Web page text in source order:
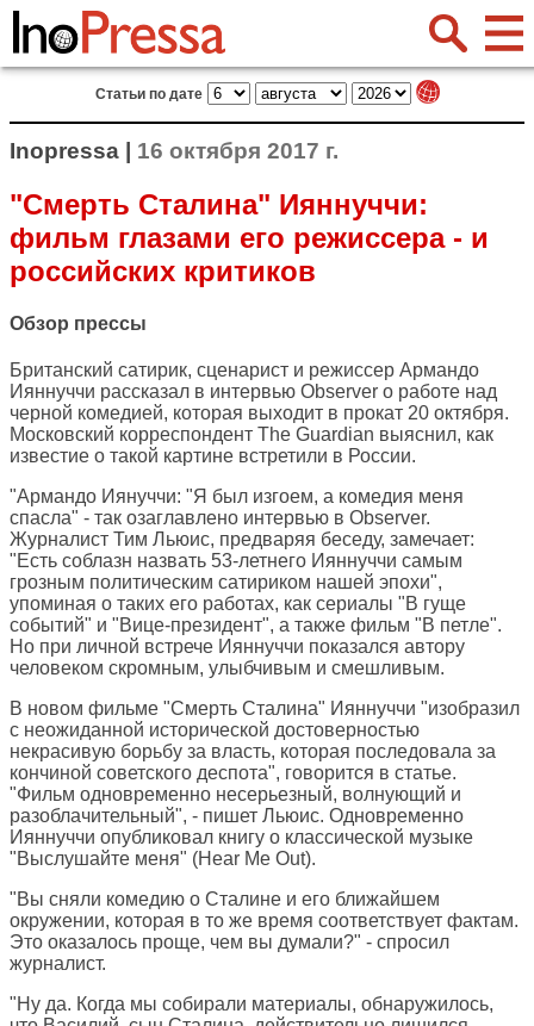
Статьи по дате
Inopressa | 16 октября 2017 г.
"Смерть Сталина" Ияннуччи:
фильм глазами его режиссера - и
российских критиков
Обзор прессы
Британский сатирик, сценарист и режиссер Армандо
Ияннуччи рассказал в интервью Observer о работе над
черной комедией, которая выходит в прокат 20 октября.
Московский корреспондент The Guardian выяснил, как
известие о такой картине встретили в России.
"Армандо Иянуччи: "Я был изгоем, а комедия меня
спасла" - так озаглавлено интервью в Observer.
Журналист Тим Льюис, предваряя беседу, замечает:
"Есть соблазн назвать 53-летнего Ияннуччи самым
грозным политическим сатириком нашей эпохи",
упоминая о таких его работах, как сериалы "В гуще
событий" и "Вице-президент", а также фильм "В петле".
Но при личной встрече Ияннуччи показался автору
человеком скромным, улыбчивым и смешливым.
В новом фильме "Смерть Сталина" Ияннуччи "изобразил
с неожиданной исторической достоверностью
некрасивую борьбу за власть, которая последовала за
кончиной советского деспота", говорится в статье.
"Фильм одновременно несерьезный, волнующий и
разоблачительный", - пишет Льюис. Одновременно
Ияннуччи опубликовал книгу о классической музыке
"Выслушайте меня" (Hear Me Out).
"Вы сняли комедию о Сталине и его ближайшем
окружении, которая в то же время соответствует фактам.
Это оказалось проще, чем вы думали?" - спросил
журналист.
"Ну да. Когда мы собирали материалы, обнаружилось,